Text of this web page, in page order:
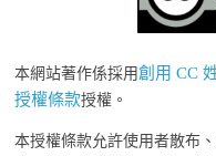
本網站著作係採用創用 CC
授權條款授權。
本授權條款允許使用者散布